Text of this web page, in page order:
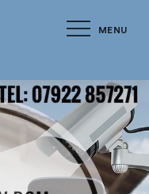
MENU